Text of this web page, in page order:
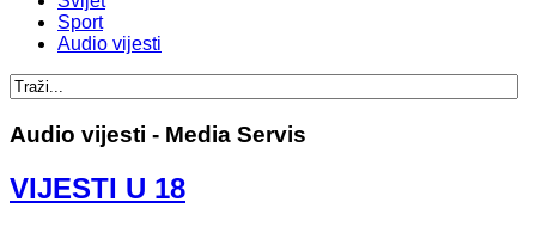
Sport
Audio vijesti
Audio vijesti - Media Servis
VIJESTI U 18